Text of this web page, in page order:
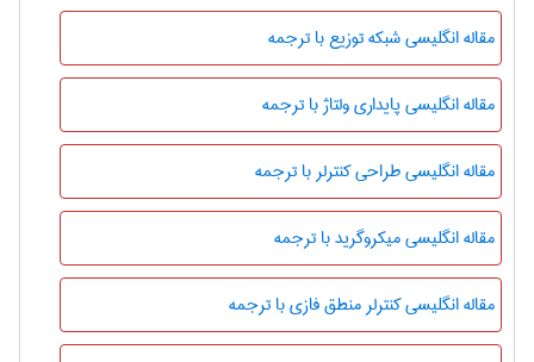
مقاله انگلیسی شبکه توزیع با ترجمه
مقاله انگلیسی پایداری ولتاژ با ترجمه
مقاله انگلیسی طراحی کنترلر با ترجمه
مقاله انگلیسی میکروگرید با ترجمه
مقاله انگلیسی کنترلر منطق فازی با ترجمه